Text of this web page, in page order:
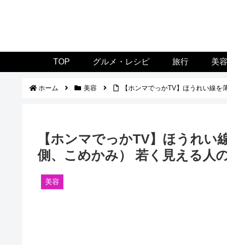
TOP グルメ・レシピ 旅行 美容
ホーム 美容 【ホンマでっかTV】ほうれい線
【ホンマでっかTV】ほうれ
側、こめかみ） 若く見える人
美容